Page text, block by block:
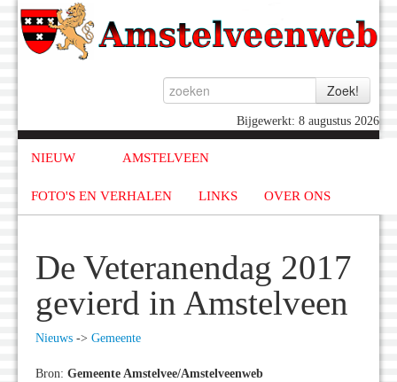
Bijgewerkt: 8 augustus 2026
NIEUW AMSTELVEEN
FOTO'S EN VERHALEN LINKS OVER ONS
De Veteranendag 2017
gevierd in Amstelveen
Nieuws -> Gemeente
Bron: Gemeente Amstelvee/Amstelveenweb